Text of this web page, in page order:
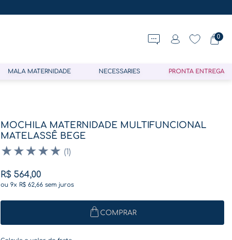
0
MALA MATERNIDADE NECESSARIES PRONTA ENTREGA
MOCHILA MATERNIDADE MULTIFUNCIONAL
MATELASSÊ BEGE
★★★★★ (1)
R$ 564,00
ou 9x R$ 62,66 sem juros
COMPRAR